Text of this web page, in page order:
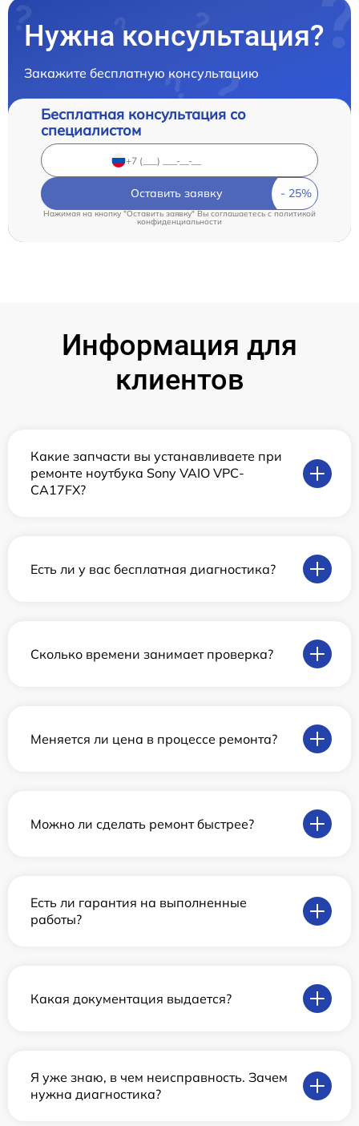
Нужна консультация?
Закажите бесплатную консультацию
Бесплатная консультация со
специалистом
Оставить заявку
Нажимая на кнопку "Оставить заявку" Вы соглашаетесь cполитикой
конфиденциальности
Информация для
клиентов
Какие запчасти вы устанавливаете при
ремонте ноутбука Sony VAIO VPC-
CA17FX?
Есть ли у вас бесплатная диагностика?
Сколько времени занимает проверка?
Меняется ли цена в процессе ремонта?
Можно ли сделать ремонт быстрее?
Есть ли гарантия на выполненные
работы?
Какая документация выдается?
Я уже знаю, в чем неисправность. Зачем
нужна диагностика?